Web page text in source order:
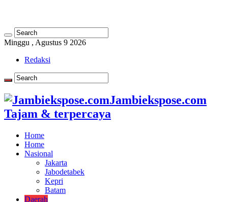
Minggu , Agustus 9 2026
Redaksi
Jambiekspose.com
Tajam & terpercaya
Home
Home
Nasional
Jakarta
Jabodetabek
Kepri
Batam
Daerah